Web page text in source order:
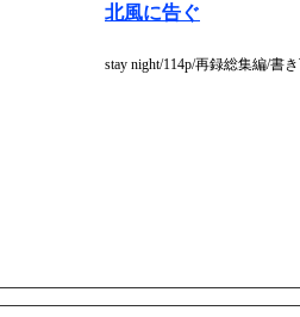
北風に告ぐ
stay night/114p/再録総集編/書